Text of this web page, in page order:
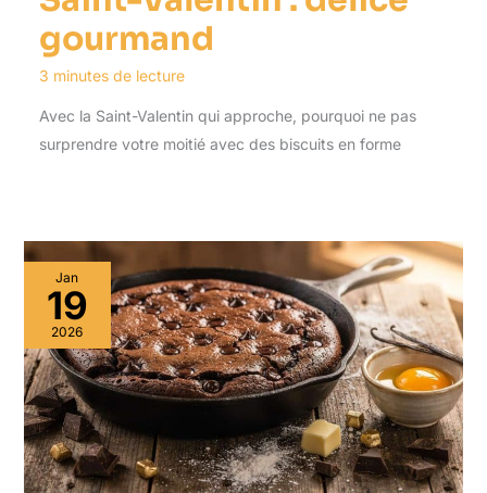
gourmand
3 minutes de lecture
Avec la Saint-Valentin qui approche, pourquoi ne pas
surprendre votre moitié avec des biscuits en forme
Jan
19
2026